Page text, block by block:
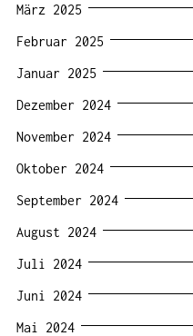
März 2025
Februar 2025
Januar 2025
Dezember 2024
November 2024
Oktober 2024
September 2024
August 2024
Juli 2024
Juni 2024
Mai 2024